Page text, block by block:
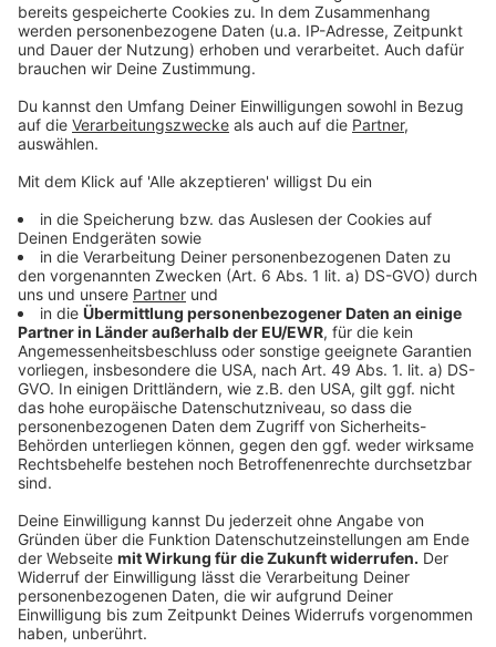
Hier staut es zu Ostern!